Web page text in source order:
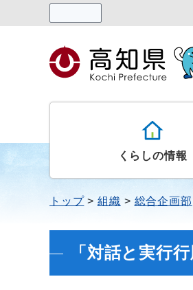
くらしの情報
トップ 組織 総合企画部
「対話と実行